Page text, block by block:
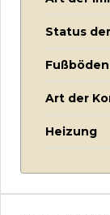
Status
Fußböden
Art der
Heizung